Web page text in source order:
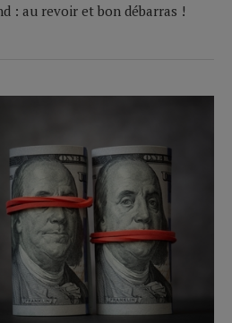
: au revoir et bon débarras !